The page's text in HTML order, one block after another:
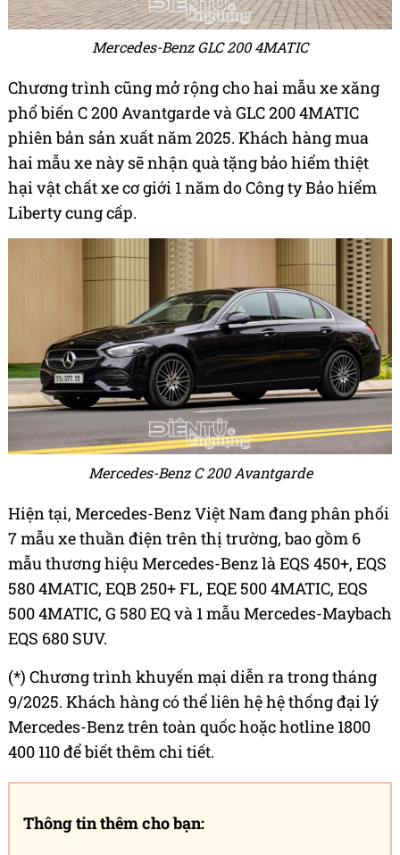
Mercedes-Benz GLC 200 4MATIC
Chương trình cũng mở rộng cho hai mẫu xe xăng
phổ biến C 200 Avantgarde và GLC 200 4MATIC
phiên bản sản xuất năm 2025. Khách hàng mua
hai mẫu xe này sẽ nhận quà tặng bảo hiểm thiệt
hại vật chất xe cơ giới 1 năm do Công ty Bảo hiểm
Liberty cung cấp.
Mercedes-Benz C 200 Avantgarde
Hiện tại, Mercedes-Benz Việt Nam đang phân phối
7 mẫu xe thuần điện trên thị trường, bao gồm 6
mẫu thương hiệu Mercedes-Benz là EQS 450+, EQS
580 4MATIC, EQB 250+ FL, EQE 500 4MATIC, EQS
500 4MATIC, G 580 EQ và 1 mẫu Mercedes-Maybach
EQS 680 SUV.
(*) Chương trình khuyến mại diễn ra trong tháng
9/2025. Khách hàng có thể liên hệ hệ thống đại lý
Mercedes-Benz trên toàn quốc hoặc hotline 1800
400 110 để biết thêm chi tiết.
Thông tin thêm cho bạn: